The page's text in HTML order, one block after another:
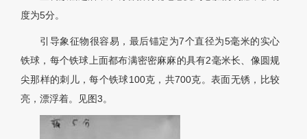
度为5分。
引导象征物很容易，最后锚定为7个直径为5毫米的实心
铁球，每个铁球上面都布满密密麻麻的具有2毫米长、像圆规
尖那样的刺儿，每个铁球100克，共700克。表面无锈，比较
亮，漂浮着。见图3。